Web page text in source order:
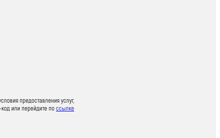
предоставления услуг,
код или перейдите поссылке